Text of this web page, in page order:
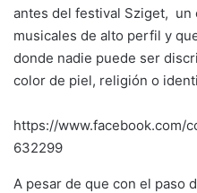
antes del festival Sziget, un
musicales de alto perfil y
donde nadie puede ser
color de piel, religión o
https://www.facebook.com/
632299
A pesar de que con el paso